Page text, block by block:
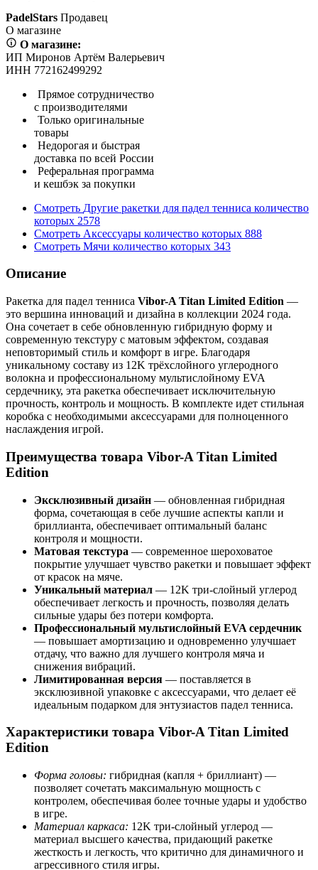
PadelStars Продавец
О магазине
О магазине:
ИП Миронов Артём Валерьевич
ИНН 772162499292
Прямое сотрудничество
с производителями
Только оригинальные
товары
Недорогая и быстрая
доставка по всей России
Реферальная программа
и кешбэк за покупки
Смотреть Другие ракетки для падел тенниса количество
которых 2578
Смотреть Аксессуары количество которых 888
Смотреть Мячи количество которых 343
Описание
Ракетка для падел тенниса Vibor-A Titan Limited Edition —
это вершина инноваций и дизайна в коллекции 2024 года.
Она сочетает в себе обновленную гибридную форму и
современную текстуру с матовым эффектом, создавая
неповторимый стиль и комфорт в игре. Благодаря
уникальному составу из 12K трёхслойного углеродного
волокна и профессиональному мультислойному EVA
сердечнику, эта ракетка обеспечивает исключительную
прочность, контроль и мощность. В комплекте идет стильная
коробка с необходимыми аксессуарами для полноценного
наслаждения игрой.
Преимущества товара Vibor-A Titan Limited
Edition
Эксклюзивный дизайн — обновленная гибридная
форма, сочетающая в себе лучшие аспекты капли и
бриллианта, обеспечивает оптимальный баланс
контроля и мощности.
Матовая текстура — современное шероховатое
покрытие улучшает чувство ракетки и повышает эффект
от красок на мяче.
Уникальный материал — 12K три-слойный углерод
обеспечивает легкость и прочность, позволяя делать
сильные удары без потери комфорта.
Профессиональный мультислойный EVA сердечник
— повышает амортизацию и одновременно улучшает
отдачу, что важно для лучшего контроля мяча и
снижения вибраций.
Лимитированная версия — поставляется в
эксклюзивной упаковке с аксессуарами, что делает её
идеальным подарком для энтузиастов падел тенниса.
Характеристики товара Vibor-A Titan Limited
Edition
Форма головы: гибридная (капля + бриллиант) —
позволяет сочетать максимальную мощность с
контролем, обеспечивая более точные удары и удобство
в игре.
Материал каркаса: 12K три-слойный углерод —
материал высшего качества, придающий ракетке
жесткость и легкость, что критично для динамичного и
агрессивного стиля игры.